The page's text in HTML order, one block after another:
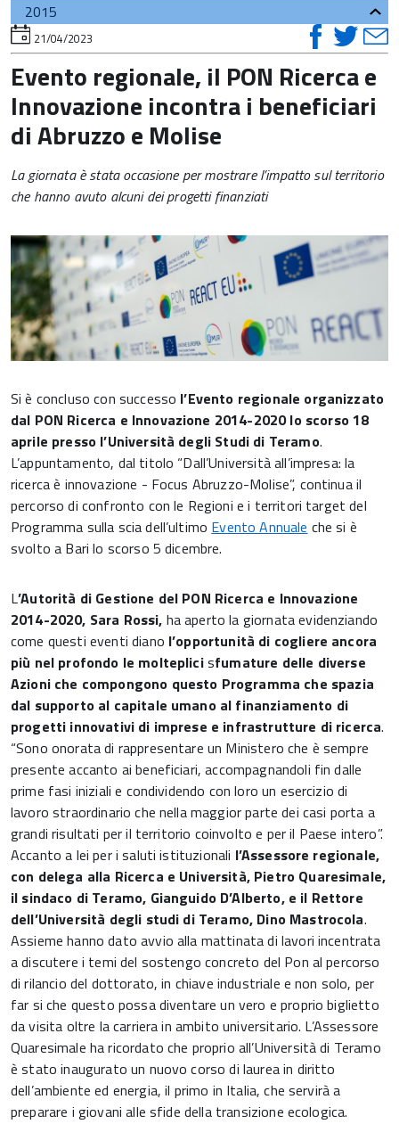
2015
torna
all'inizio
del
contenuto
21/04/2023
susu
Evento regionale, il PON Ricerca e
Innovazione incontra i beneficiari
di Abruzzo e Molise
La giornata è stata occasione per mostrare l’impatto sul territorio
che hanno avuto alcuni dei progetti finanziati
Si è concluso con successo l’Evento regionale organizzato
dal PON Ricerca e Innovazione 2014-2020 lo scorso 18
aprile presso l’Università degli Studi di Teramo.
L’appuntamento, dal titolo “Dall’Università all’impresa: la
ricerca è innovazione - Focus Abruzzo-Molise”, continua il
percorso di confronto con le Regioni e i territori target del
Programma sulla scia dell’ultimo Evento Annuale che si è
svolto a Bari lo scorso 5 dicembre.
L’Autorità di Gestione del PON Ricerca e Innovazione
2014-2020, Sara Rossi, ha aperto la giornata evidenziando
come questi eventi diano l’opportunità di cogliere ancora
più nel profondo le molteplicisfumature delle diverse
Azioni che compongono questo Programma che spazia
dal supporto al capitale umano al finanziamento di
progetti innovativi di imprese e infrastrutture di ricerca.
“Sono onorata di rappresentare un Ministero che è sempre
presente accanto ai beneficiari, accompagnandoli fin dalle
prime fasi iniziali e condividendo con loro un esercizio di
lavoro straordinario che nella maggior parte dei casi porta a
grandi risultati per il territorio coinvolto e per il Paese intero”.
Accanto a lei per i saluti istituzionali l’Assessore regionale,
con delega alla Ricerca e Università, Pietro Quaresimale,
il sindaco di Teramo, Gianguido D’Alberto, e il Rettore
dell’Università degli studi di Teramo, Dino Mastrocola.
Assieme hanno dato avvio alla mattinata di lavori incentrata
a discutere i temi del sostengo concreto del Pon al percorso
di rilancio del dottorato, in chiave industriale e non solo, per
far si che questo possa diventare un vero e proprio biglietto
da visita oltre la carriera in ambito universitario. L’Assessore
Quaresimale ha ricordato che proprio all’Università di Teramo
è stato inaugurato un nuovo corso di laurea in diritto
dell’ambiente ed energia, il primo in Italia, che servirà a
preparare i giovani alle sfide della transizione ecologica.